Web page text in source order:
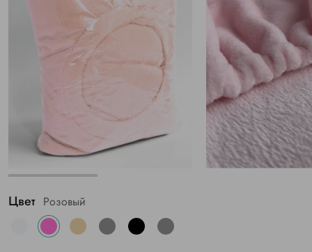
Цвет Розовый